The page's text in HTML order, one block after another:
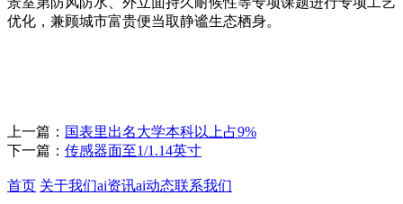
上一篇： 国表里出名大学本科以上占9%
下一篇： 传感器面至1/1.14英寸
首页 关于我们ai资讯ai动态联系我们